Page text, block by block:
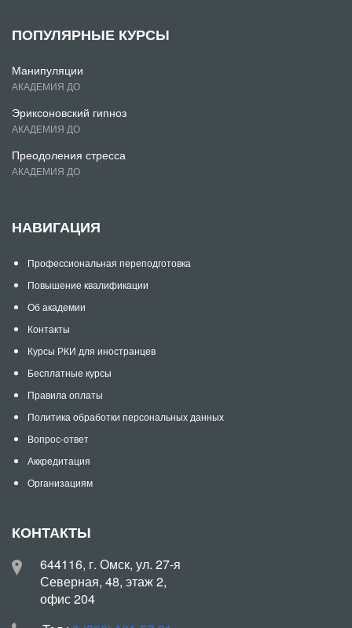
ПОПУЛЯРНЫЕ КУРСЫ
Манипуляции
АКАДЕМИЯ ДО
Эриксоновский гипноз
АКАДЕМИЯ ДО
Преодоления стресса
АКАДЕМИЯ ДО
НАВИГАЦИЯ
Профессиональная переподготовка
Повышение квалификации
Об академии
Контакты
Курсы РКИ для иностранцев
Бесплатные курсы
Правила оплаты
Политика обработки персональных данных
Вопрос-ответ
Аккредитация
Организациям
КОНТАКТЫ
644116, г. Омск, ул. 27-я
Северная, 48, этаж 2,
офис 204